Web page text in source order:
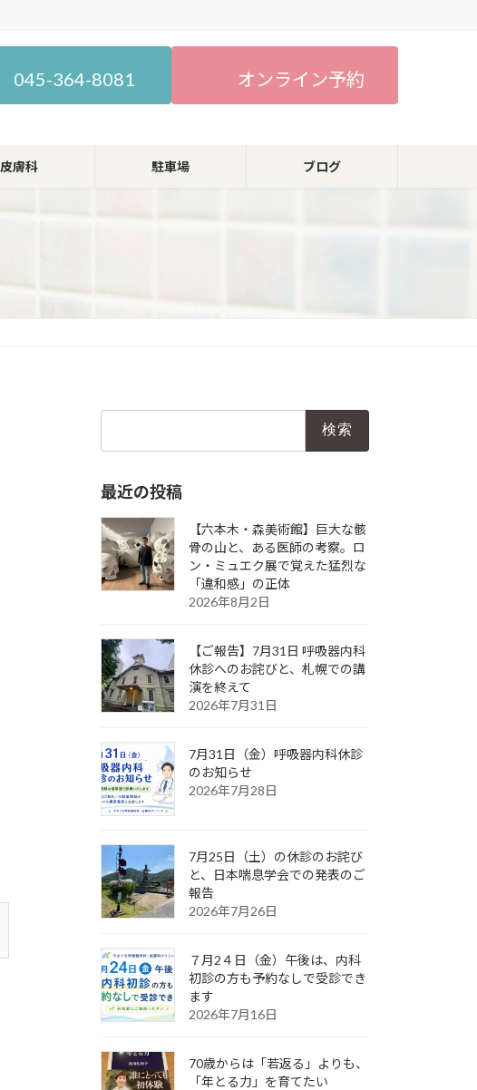
045-364-8081 オンライン予約
皮膚科 駐車場 ブログ
最近の投稿
【六本木・森美術館】巨大な骸
骨の山と、ある医師の考察。ロ
ン・ミュエク展で覚えた猛烈な
「違和感」の正体
2026年8月2日
【ご報告】7月31日 呼吸器内科
休診へのお詫びと、札幌での講
演を終えて
2026年7月31日
7月31日（金）呼吸器内科休診
のお知らせ
2026年7月28日
7月25日（土）の休診のお詫び
と、日本喘息学会での発表のご
報告
2026年7月26日
７月2４日（金）午後は、内科
初診の方も予約なしで受診でき
ます
2026年7月16日
70歳からは「若返る」よりも、
「年とる力」を育てたい